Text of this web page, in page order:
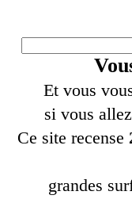
Et vous
si vous
Ce site recense
grandes